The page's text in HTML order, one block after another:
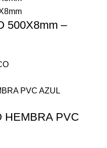
500X8mm –
HEMBRA PVC